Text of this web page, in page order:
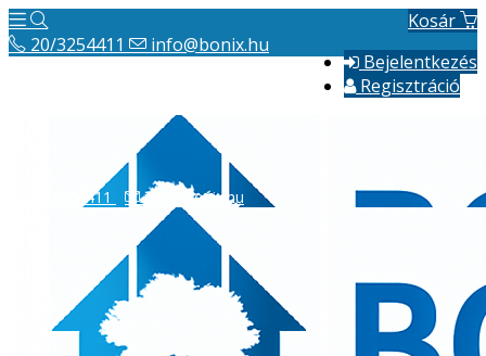
Kosár
Bejelentkezés
Regisztráció
20/3254411 info@bonix.hu
20/3254411 info@bonix.hu